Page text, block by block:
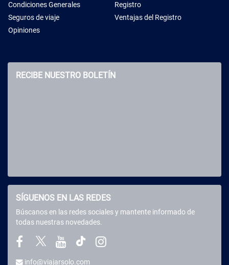
Condiciones Generales
Seguros de viaje
Opiniones
Registro
Ventajas del Registro
RECIBE NUESTRO BOLETÍN
SÍGUENOS EN LAS REDES
Búscanos en las redes sociales y mantente informado de
todas nuestras novedades.
info@viajarsolo.com